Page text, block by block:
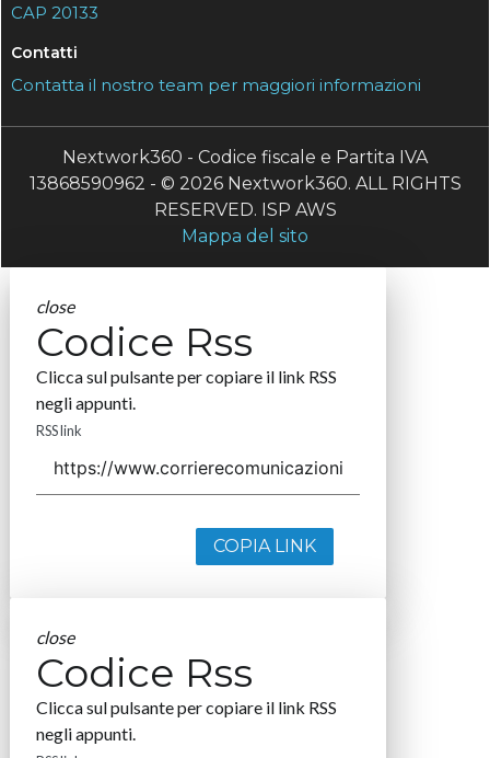
CAP 20133
Contatti
Contatta il nostro team per maggiori informazioni
Nextwork360 - Codice fiscale e Partita IVA
13868590962 - © 2026 Nextwork360. ALL RIGHTS
RESERVED. ISP AWS
Mappa del sito
close
Codice Rss
Clicca sul pulsante per copiare il link RSS
negli appunti.
RSS link
COPIA LINK
close
Codice Rss
Clicca sul pulsante per copiare il link RSS
negli appunti.